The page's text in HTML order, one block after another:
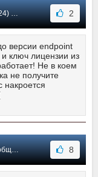
#20 2
версии endpoint
ключ лицензии из
Не в коем
не получите
накроется
Евгений (1 июня 2022 14:31) Сообщение #19 8